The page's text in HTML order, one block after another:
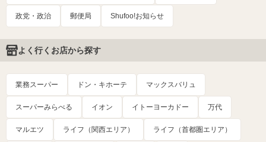
政党・政治 郵便局 Shufoo!お知らせ
よく行くお店から探す
業務スーパー ドン・キホーテ マックスバリュ
スーパーみらべる イオン イトーヨーカドー 万代
マルエツ ライフ（関西エリア） ライフ（首都圏エリア）